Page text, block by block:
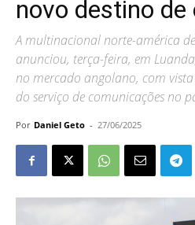
novo destino de
A multinacional norte-américa
anunciou, terça-feira, em
no mercado angolano, com
do serviço de comunicações no
Por Daniel Geto - 27/06/2025